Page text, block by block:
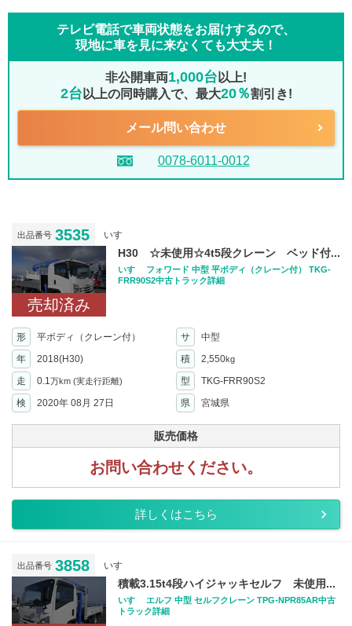
テレビ電話で車両状態をお届けするので、
現地に車を見に来なくても大丈夫！
非公開車両1,000台 以上!
2台 以上の同時購入で、最大20％割引き!
メール問い合わせ
0078-6011-0012
出品番号 3535 いすゞ
売却済み
H30 ☆未使用☆4t5段クレーン ベッド付...
いすゞ フォワード 中型 平ボディ（クレーン付） TKG-
FRR90S2中古トラック詳細
形 平ボディ（クレーン付） サ
中型
年
2018(H30) 積 2,550kg
走 0.1万km (実走行距離) 型
TKG-FRR90S2
検
2020年 08月 27日 県 宮城県
販売価格
お問い合わせください。
詳しくはこちら
出品番号 3858 いすゞ
積載3.15t4段ハイジャッキセルフ 未使用...
いすゞ エルフ 中型 セルフクレーン TPG-NPR85AR中古
トラック詳細